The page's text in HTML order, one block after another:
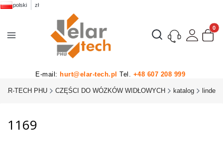
polski zł
Otwórz wyszukiwarkę
E-mail: hurt@elar-tech.pl Tel. +48 607 208 999
TECH PHU CZĘŚCI DO WÓZKÓW WIDŁOWYCH katalog linde
1169